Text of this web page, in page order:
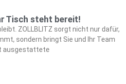
Tisch steht bereit!
ZOLLBLITZ sorgt nicht nur dafür,
sondern bringt Sie und Ihr Team
ausgestattete